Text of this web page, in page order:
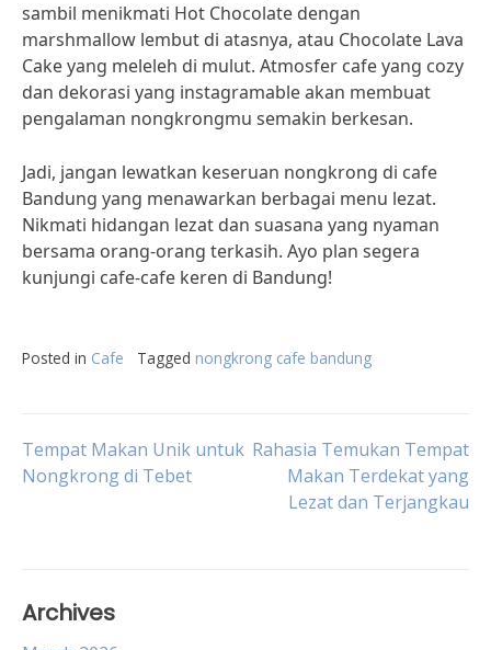
sambil menikmati Hot Chocolate dengan
marshmallow lembut di atasnya, atau Chocolate Lava
Cake yang meleleh di mulut. Atmosfer cafe yang cozy
dan dekorasi yang instagramable akan membuat
pengalaman nongkrongmu semakin berkesan.
Jadi, jangan lewatkan keseruan nongkrong di cafe
Bandung yang menawarkan berbagai menu lezat.
Nikmati hidangan lezat dan suasana yang nyaman
bersama orang-orang terkasih. Ayo plan segera
kunjungi cafe-cafe keren di Bandung!
Posted in Cafe Tagged nongkrong cafe bandung
Post
Tempat Makan Unik untuk
Nongkrong di Tebet
Rahasia Temukan Tempat
Makan Terdekat yang
Lezat dan Terjangkau
Archives